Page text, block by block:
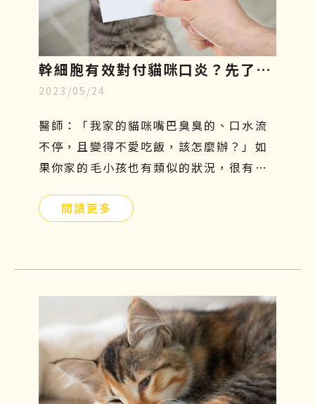
養。
幹細胞有效對付貓咪口炎？先了解
成因、症狀和照顧，再探索治療新
知
2023/05/24
醫師：「我家的貓咪嘴巴臭臭的、口水流
不停，且變得不愛吃飯，該怎麼辦？」如
果你家的毛小孩也有類似的狀況，很有可
響貓咪的食慾及健康，因此這個問題不能
治療！
閱讀更多